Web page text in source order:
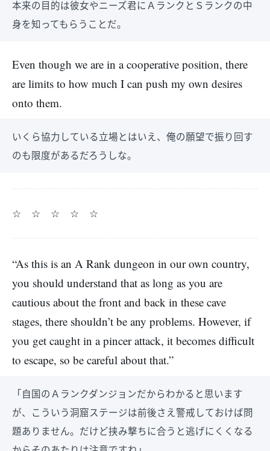
本来の目的は彼女やニーズ君にＡランクとＳランクの中
身を知ってもらうことだ。
Even though we are in a cooperative position, there
are limits to how much I can push my own desires
onto them.
いくら協力している立場とはいえ、俺の願望で振り回す
のも限度があるだろうしな。
☆ ☆ ☆ ☆ ☆
“As this is an A Rank dungeon in our own country,
you should understand that as long as you are
cautious about the front and back in these cave
stages, there shouldn’t be any problems. However, if
you get caught in a pincer attack, it becomes difficult
to escape, so be careful about that.”
「自国のＡランクダンジョンだからわかると思います
が、こういう洞窟ステージは前後さえ警戒しておけば問
題ありません。だけど挟み撃ちに合うと逃げにくくなる